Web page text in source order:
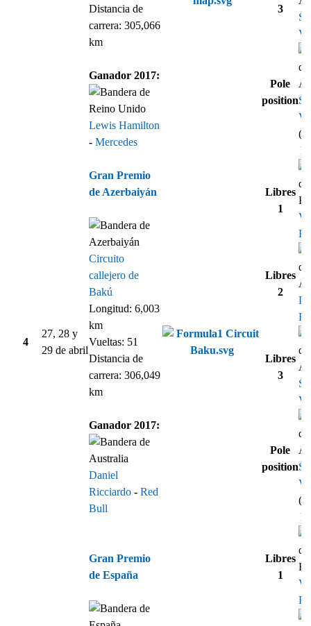
Distancia de
carrera: 305,066
km
Ganador 2017:
Lewis Hamilton
- Mercedes
3
Pole
position
4
27, 28 y
29 de abril
Gran Premio
de Azerbaiyán
Circuito
callejero de
Bakú
Longitud: 6,003
km
Vueltas: 51
Distancia de
carrera: 306,049
km
Ganador 2017:
Daniel
Ricciardo - Red
Bull
Libres
1
Libres
2
Libres
3
Pole
position
Gran Premio
de España
Libres
1